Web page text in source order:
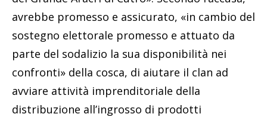
avrebbe promesso e assicurato, «in cambio del
sostegno elettorale promesso e attuato da
parte del sodalizio la sua disponibilità nei
confronti» della cosca, di aiutare il clan ad
avviare attività imprenditoriale della
distribuzione all’ingrosso di prodotti